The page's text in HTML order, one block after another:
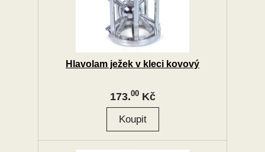
Hlavolam ježek v kleci kovový
173.00Kč